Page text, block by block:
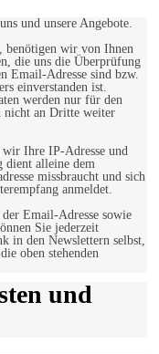
und unsere Angebote.
benötigen wir von Ihnen
die uns die Überprüfung
Email-Adresse sind bzw.
einverstanden ist.
werden nur für den
nicht an Dritte weiter
Ihre IP-Adresse und
dient alleine dem
missbraucht und sich
anmeldet.
Email-Adresse sowie
Sie jederzeit
in den Newslettern selbst,
oben stehenden
und